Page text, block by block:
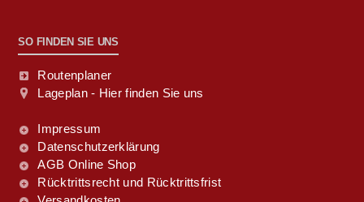
SO FINDEN SIE UNS
Routenplaner
Lageplan - Hier finden Sie uns
Impressum
Datenschutzerklärung
AGB Online Shop
Rücktrittsrecht und Rücktrittsfrist